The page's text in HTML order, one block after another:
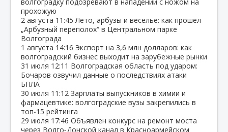
прохожую
2 августа 11:45 Лето, арбузы и веселье: как прошёл
„Арбузный переполох“ в Центральном парке
Волгограда
1 августа 14:16 Экспорт на 3,6 млн долларов: как
волгоградский бизнес выходит на зарубежные рынки
31 июля 12:11 Волгоградская область под ударом:
Бочаров озвучил данные о последствиях атаки
БПЛА
30 июля 11:12 Зарплаты выпускников в химии и
фармацевтике: волгоградские вузы закрепились в
топ‑15 рейтинга
29 июля 17:46 Объявлен конкурс на ремонт моста
через Волго‑Донской канал в Красноармейском